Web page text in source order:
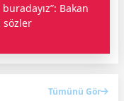
Bakan
sözler
Tümünü Gör